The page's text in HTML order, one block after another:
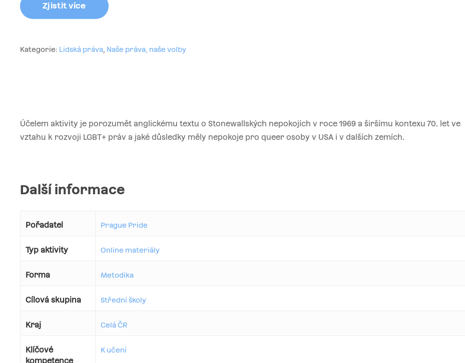
Zjistit více
Kategorie: Lidská práva, Naše práva, naše volby
Účelem aktivity je porozumět anglickému textu o Stonewallských nepokojích v roce 1969 a širšímu kontexu 70. let ve
vztahu k rozvoji LGBT+ práv a jaké důsledky měly nepokoje pro queer osoby v USA i v dalších zemích.
Další informace
Pořadatel Prague Pride
Typ aktivity Online materiály
Forma Metodika
Cílová skupina Střední školy
Kraj Celá ČR
Klíčové
kompetence
K učení